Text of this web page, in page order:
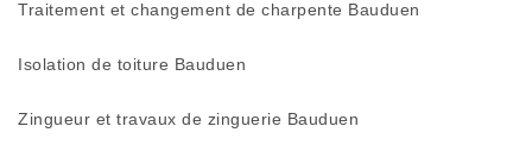
Traitement et changement de charpente Bauduen
Isolation de toiture Bauduen
Zingueur et travaux de zinguerie Bauduen